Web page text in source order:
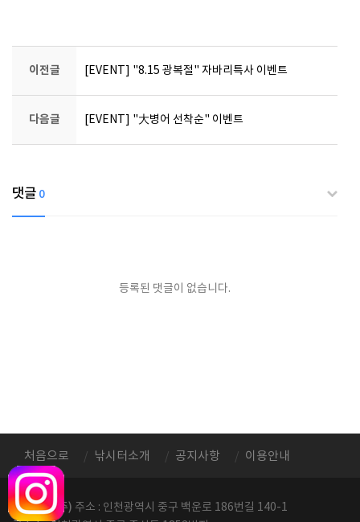
이전글 [EVENT] "8.15 광복절" 자바리특사 이벤트
다음글 [EVENT] "大병어 선착순" 이벤트
댓글 0
등록된 댓글이 없습니다.
처음으로 낚시터소개 공지사항 이용안내
정성레저(주) 주소 : 인천광역시 중구 백운로 186번길 140-1